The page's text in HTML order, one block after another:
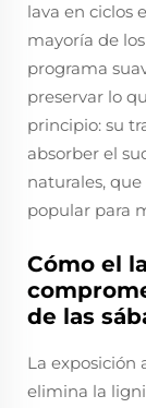
lava en ciclos
mayoría de
programa
preservar lo
principio: su
absorber el
naturales,
popular para
Cómo el
de las
La exposición
elimina la